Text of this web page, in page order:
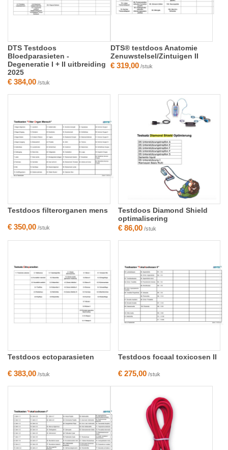
DTS Testdoos
Bloedparasieten -
Degeneratie I + II uitbreiding
2025
€ 384,00 /stuk
DTS® testdoos Anatomie
Zenuwstelsel/Zintuigen II
€ 319,00/stuk
Testdoos filterorganen mens
€ 350,00 /stuk
Testdoos Diamond Shield
optimalisering
€ 86,00/stuk
Testdoos ectoparasieten
€ 383,00 /stuk
Testdoos focaal toxicosen II
€ 275,00/stuk